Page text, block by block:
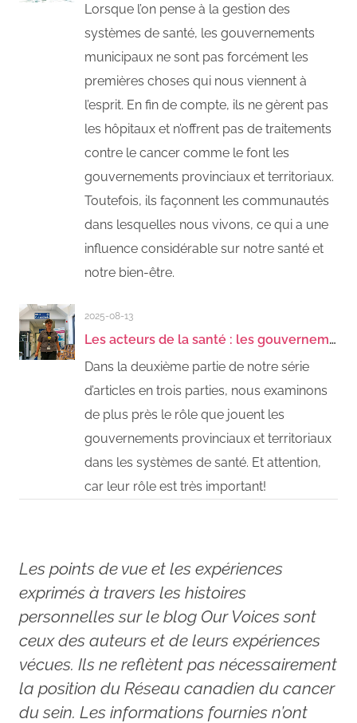
Lorsque l’on pense à la gestion des
systèmes de santé, les gouvernements
municipaux ne sont pas forcément les
premières choses qui nous viennent à
l’esprit. En fin de compte, ils ne gèrent pas
les hôpitaux et n’offrent pas de traitements
contre le cancer comme le font les
gouvernements provinciaux et territoriaux.
Toutefois, ils façonnent les communautés
dans lesquelles nous vivons, ce qui a une
influence considérable sur notre santé et
notre bien-être.
2025-08-13
Les acteurs de la santé : les gouvernements provinciaux et territoriaux
Dans la deuxième partie de notre série
d’articles en trois parties, nous examinons
de plus près le rôle que jouent les
gouvernements provinciaux et territoriaux
dans les systèmes de santé. Et attention,
car leur rôle est très important!
Les points de vue et les expériences
exprimés à travers les histoires
personnelles sur le blog Our Voices sont
ceux des auteurs et de leurs expériences
vécues. Ils ne reflètent pas nécessairement
la position du Réseau canadien du cancer
du sein. Les informations fournies n’ont